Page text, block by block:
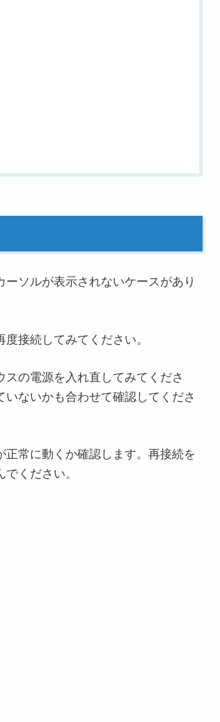
ソルが表示されないケースがあり
接続してみてください。
の電源を入れ直してみてくださ
ないかも合わせて確認してくださ
常に動くか確認します。再接続を
ください。